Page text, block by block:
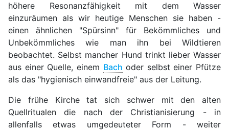
höhere Resonanzfähigkeit mit dem Wasser
einzuräumen als wir heutige Menschen sie haben -
einen ähnlichen "Spürsinn" für Bekömmliches und
Unbekömmliches wie man ihn bei Wildtieren
beobachtet. Selbst mancher Hund trinkt lieber Wasser
aus einer Quelle, einem Bach oder selbst einer Pfütze
als das "hygienisch einwandfreie" aus der Leitung.
Die frühe Kirche tat sich schwer mit den alten
Quellritualen die nach der Christianisierung - in
allenfalls etwas umgedeuteter Form - weiter